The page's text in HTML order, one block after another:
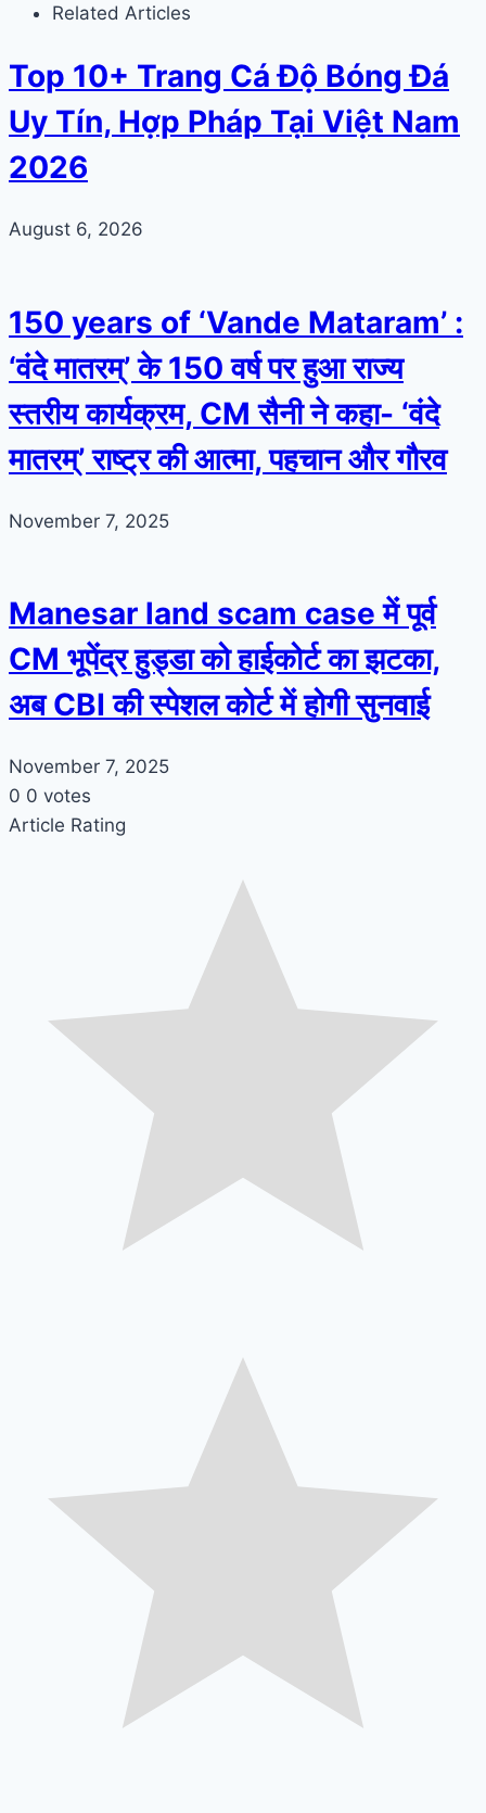
Related Articles
Top 10+ Trang Cá Độ Bóng Đá
Uy Tín, Hợp Pháp Tại Việt Nam
2026
August 6, 2026
150 years of ‘Vande Mataram’ :
‘वंदे मातरम्’ के 150 वर्ष पर हुआ राज्य
स्तरीय कार्यक्रम, CM सैनी ने कहा- ‘वंदे
मातरम्’ राष्ट्र की आत्मा, पहचान और गौरव
November 7, 2025
Manesar land scam case में पूर्व
CM भूपेंद्र हुड्डा को हाईकोर्ट का झटका,
अब CBI की स्पेशल कोर्ट में होगी सुनवाई
November 7, 2025
0 0 votes
Article Rating